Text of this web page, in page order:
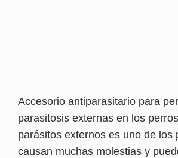
Accesorio antiparasitario para
parasitosis externas en los
parásitos externos es uno de
causan muchas molestias y